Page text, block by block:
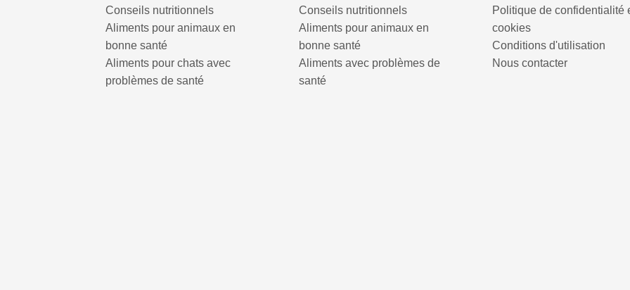
Conseils nutritionnels
Aliments pour animaux en
bonne santé
Aliments pour chats avec
problèmes de santé
Conseils nutritionnels
Aliments pour animaux en
bonne santé
Aliments avec problèmes de
santé
Politique de confidentialité
cookies
Conditions d'utilisation
Nous contacter